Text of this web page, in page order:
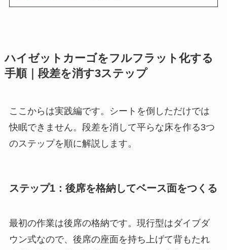
ハイゼットカーゴをフルフラット化する
手順｜段差を消す3ステップ
ここからは実践編です。シートを倒しただけでは
快眠できません。段差を消して平らな床を作る3つ
のステップを順に解説します。
ステップ1：後席を格納してベース面をつくる
最初の作業は後席の格納です。現行型はダイブダ
ウン式なので、後席の座面を持ち上げて背もたれ